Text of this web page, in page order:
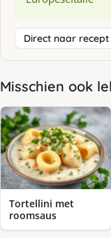
Direct naar recept
Misschien ook
Tortellini met
roomsaus